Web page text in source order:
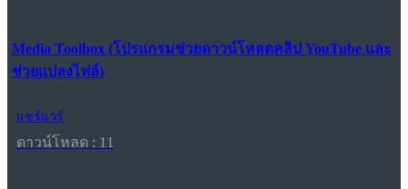
Media Toolbox (โปรแกรมช่วยดาวน์โหลดคลิป YouTube และ
ช่วยแปลงไฟล์)
แชร์แวร์
ดาวน์โหลด : 11